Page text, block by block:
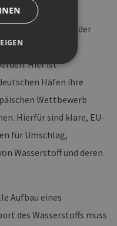
Produktion muss der
und Verteil-
Hier ist
Häfen ihre
Wettbewerb
Hierfür sind klare, EU-
für Umschlag,
Wasserstoff und deren
Aufbau eines
des Wasserstoffs muss
Performance
Website wie die
Cookies
Ablaufdatum
Sitzung